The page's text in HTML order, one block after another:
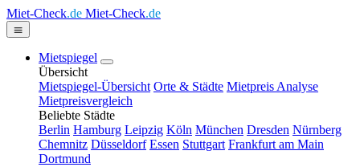
Miet-Check.de Miet-Check.de
Mietspiegel
Übersicht
Mietspiegel-Übersicht Orte & Städte Mietpreis Analyse
Mietpreisvergleich
Beliebte Städte
Berlin Hamburg Leipzig Köln München Dresden Nürnberg
Chemnitz Düsseldorf Essen Stuttgart Frankfurt am Main
Dortmund